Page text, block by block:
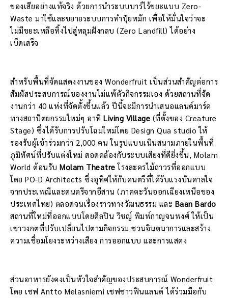
ของเสียอย่างแท้จริง ด้วยการนำระบบบาร์ไร้ขยะแบบ Zero-
Waste มาใช้และขยายระบบการทำปุ๋ยหมัก เพื่อให้มั่นใจว่าจะ
ไม่มีขยะเหลือทิ้งไปสู่หลุมฝังกลบ (Zero Landfill) ได้อย่าง
เบ็ดเสร็จ
สำหรับพื้นที่จัดแสดงงานของ Wonderfruit เป็นส่วนสำคัญต่อการ
สัมผัสประสบการณ์ของงานไม่แพ้ตัวกิจกรรมเอง ด้วยสถานที่จัด
งานกว่า 40 แห่งที่จัดตั้งขึ้นแล้ว ปีนี้จะมีการนำเสนอแลนด์มาร์ค
ทางสถาปัตยกรรมใหม่ๆ อาทิ Living Village (ที่ตั้งของ Creature
Stage) ซึ่งได้รับการปรับโฉมใหม่โดย Design Qua studio ให้
รองรับผู้เข้าร่วมกว่า 2,000 คน ในรูปแบบเนินสนามภายในพื้นที่
ภูมิทัศน์ที่ปรับแต่งใหม่ สอดคล้องกับระบบเสียงที่ดียิ่งขึ้น, Molam
World ต้อนรับ Molam Theatreโรงละครไม้ถาวรที่ออกแบบ
โดย PO-D Architects ซึ่งอุทิศให้กับดนตรีที่ได้รับแรงบันดาลใจ
จากประเพณีและดนตรีจากอีสาน (ภาคตะวันออกเฉียงเหนือของ
ประเทศไทย) ตลอดจนเรื่องราวทางวัฒนธรรม และ Baan Bardo
สถานที่ใหม่ที่ออกแบบโดยศิลปิน วิชญ์ พิมพ์กาญจนพงศ์ ให้เป็น
เขาวงกตที่ปรับเปลี่ยนไปตามกิจกรรม ชวนจินตนาการและสร้าง
ความเชื่อมโยงระหว่างเสียง การออกแบบ และการแสดง
ส่วนอาหารยังคงเป็นหัวใจสำคัญของประสบการณ์ Wonderfruit
โดย เชฟ Antto Melasniemi เชฟชาวฟินแลนด์ ได้ร่วมมือกับ